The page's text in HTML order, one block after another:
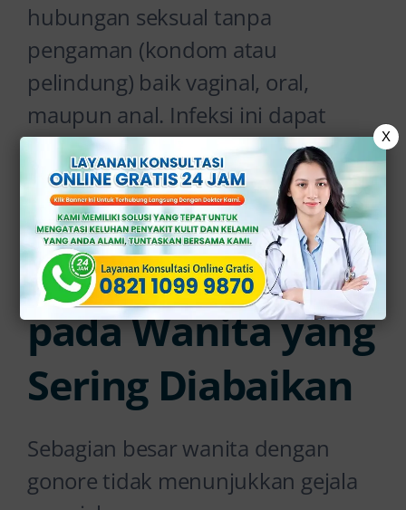
hubungan seksual tanpa
pengaman (kondom atau
pelindung) baik vaginal, oral,
maupun anal. Infeksi ini dapat
menyerang leher rahim (serviks),
saluran kencing, rektum, hingga
tenggorokan.
Gejala Gonore
pada Wanita yang
Sering Diabaikan
Sebagian besar wanita dengan
gonore tidak menunjukkan gejala
X